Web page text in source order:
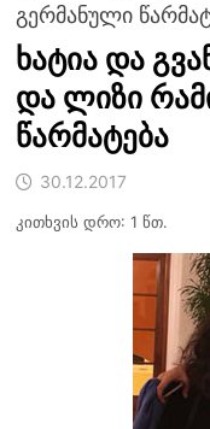
გერმანული
ხატია და
და ლიზი
წარმატება
30.12.2017
კითხვის დრო: 1 წთ.